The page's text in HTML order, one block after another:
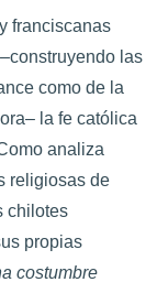
franciscanas
las
como de la
la fe católica
analiza
religiosas de
chilotes
propias
costumbre